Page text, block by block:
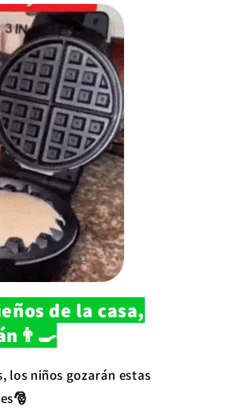
de la casa,
los niños gozarán estas